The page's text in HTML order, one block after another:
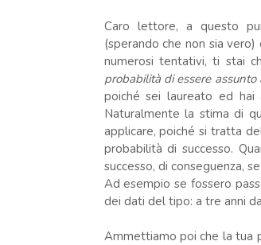
Caro lettore, a questo
(sperando che non sia
numerosi tentativi, ti stai
probabilità di essere
poiché sei laureato ed hai
Naturalmente la stima di
applicare, poiché si tratta
probabilità di successo.
successo, di conseguenza,
Ad esempio se fossero
dei dati del tipo: a tre anni
Ammettiamo poi che la tua